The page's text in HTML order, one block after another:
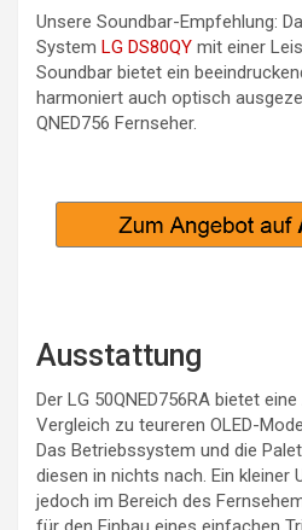
Unsere Soundbar-Empfehlung:
System LG DS80QY mit einer
Soundbar bietet ein
harmoniert auch optisch
QNED756 Fernseher.
Ausstattung
Der LG 50QNED756RA bietet
Vergleich zu teureren OLED-
Das Betriebssystem und die
diesen in nichts nach. Ein kleiner
jedoch im Bereich des